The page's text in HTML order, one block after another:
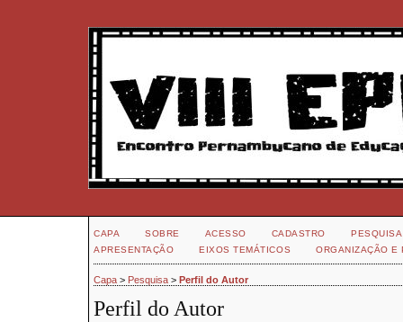
CAPA SOBRE ACESSO CADASTRO
PESQUISA
APRESENTAÇÃO
EIXOS TEMÁTICOS ORGANIZAÇÃO E
Capa > Pesquisa > Perfil do Autor
Perfil do Autor